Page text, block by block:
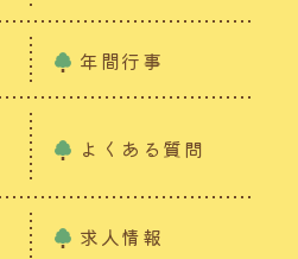
年間行事
よくある質問
求人情報